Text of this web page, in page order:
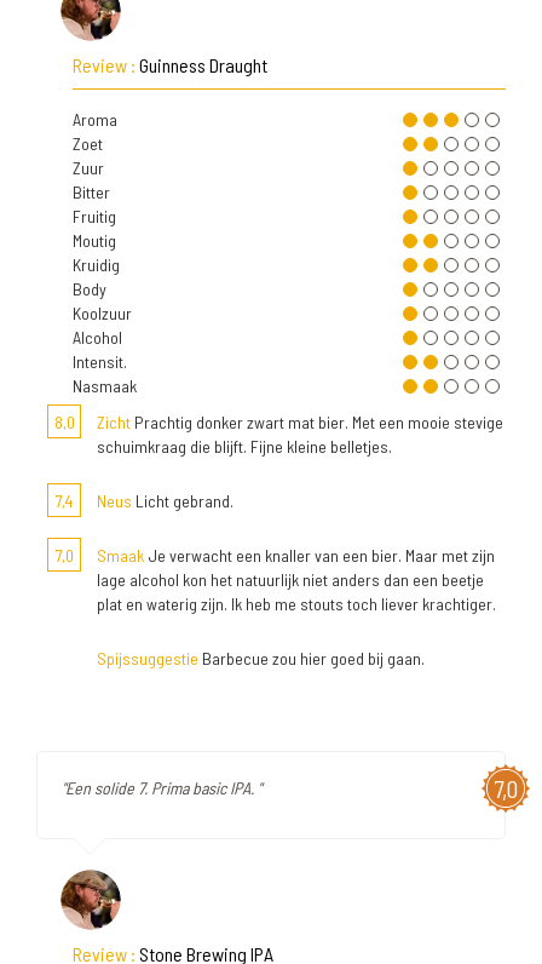
Review : Guinness Draught
Aroma
Zoet
Zuur
Bitter
Fruitig
Moutig
Kruidig
Body
Koolzuur
Alcohol
Intensit.
Nasmaak
8,0
Zicht Prachtig donker zwart mat bier. Met een mooie stevige
schuimkraag die blijft. Fijne kleine belletjes.
7,4 Neus Licht gebrand.
7,0 Smaak Je verwacht een knaller van een bier. Maar met zijn
lage alcohol kon het natuurlijk niet anders dan een beetje
plat en waterig zijn. Ik heb me stouts toch liever krachtiger.
Spijssuggestie Barbecue zou hier goed bij gaan.
7,0
"Een solide 7. Prima basic IPA. "
Review : Stone Brewing IPA